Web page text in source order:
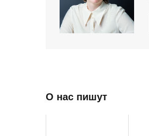
О нас пишут